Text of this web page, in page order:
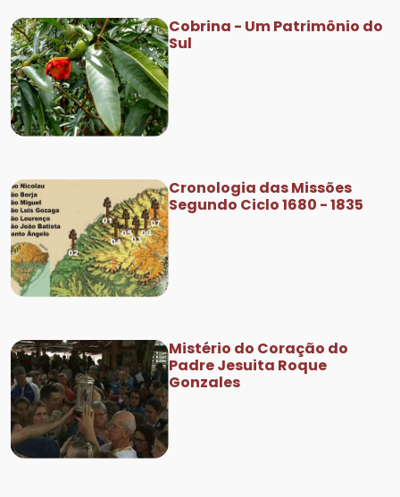
Cobrina - Um Patrimônio do
Sul
Cronologia das Missões
Segundo Ciclo 1680 - 1835
Mistério do Coração do
Padre Jesuita Roque
Gonzales